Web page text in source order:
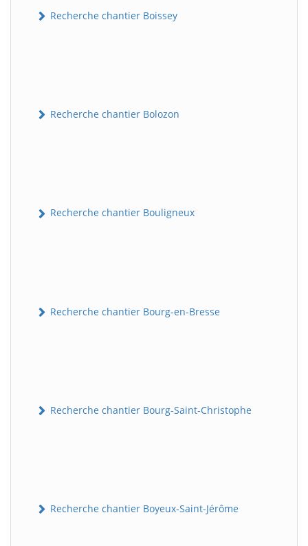
Recherche chantier Boissey
Recherche chantier Bolozon
Recherche chantier Bouligneux
Recherche chantier Bourg-en-Bresse
Recherche chantier Bourg-Saint-Christophe
Recherche chantier Boyeux-Saint-Jérôme